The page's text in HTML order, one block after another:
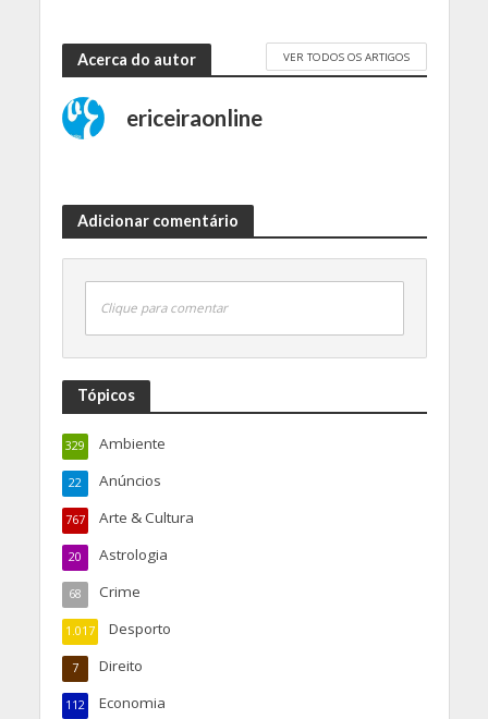
Acerca do autor VER TODOS OS ARTIGOS
ericeiraonline
Adicionar comentário
Clique para comentar
Tópicos
Ambiente
329
Anúncios
22
Arte & Cultura
767
Astrologia
20
Crime
68
Desporto
1.017
Direito
7
Economia
112